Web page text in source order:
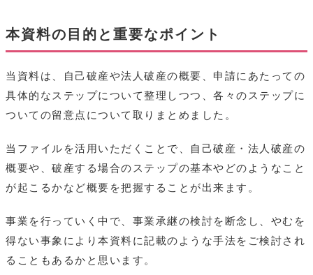
本資料の目的と重要なポイント
当資料は、自己破産や法人破産の概要、申請にあたっての
具体的なステップについて整理しつつ、各々のステップに
ついての留意点について取りまとめました。
当ファイルを活用いただくことで、自己破産・法人破産の
概要や、破産する場合のステップの基本やどのようなこと
が起こるかなど概要を把握することが出来ます。
事業を行っていく中で、事業承継の検討を断念し、やむを
得ない事象により本資料に記載のような手法をご検討され
ることもあるかと思います。